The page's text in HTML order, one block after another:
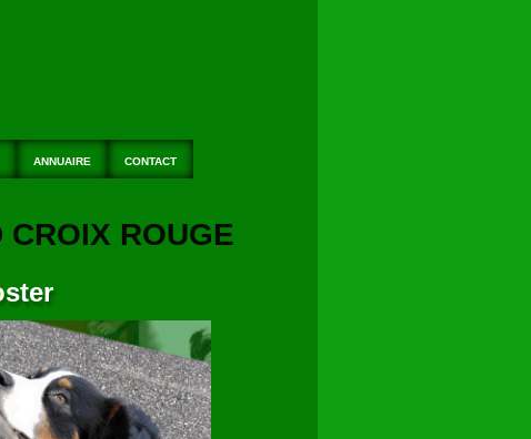
ANNUAIRE CONTACT
CROIX ROUGE